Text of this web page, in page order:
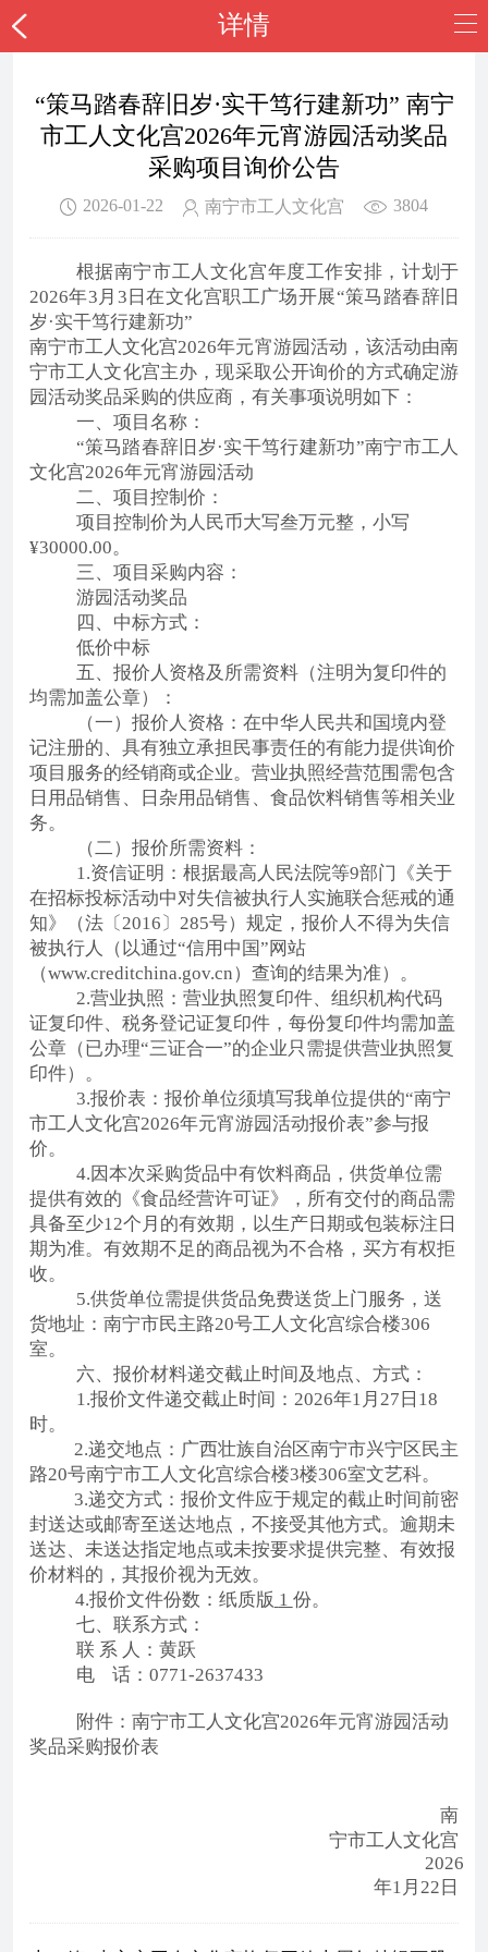
详情
“策马踏春辞旧岁·实干笃行建新功” 南宁
市工人文化宫2026年元宵游园活动奖品
采购项目询价公告
2026-01-22 南宁市工人文化宫 3804
根据南宁市工人文化宫年度工作安排，计划于
2026年3月3日在文化宫职工广场开展“策马踏春辞旧
岁·实干笃行建新功”
南宁市工人文化宫2026年元宵游园活动，该活动由南
宁市工人文化宫主办，现采取公开询价的方式确定游
园活动奖品采购的供应商，有关事项说明如下：
一、项目名称：
“策马踏春辞旧岁·实干笃行建新功”南宁市工人
文化宫2026年元宵游园活动
二、项目控制价：
项目控制价为 人民币大写叁万元整，小写
¥30000.00。
三、项目采购内容：
游园活动奖品
四、中标方式：
低价中标
五、报价人资格及所需资料（注明为复印件的
均需加盖公章）：
（一）报价人资格： 在中华人民共和国境内登
记注册的、具有独立承担民事责任的有能力提供询价
项目服务的经销商或企业。营业执照经营范围需包含
日用品销售、日杂用品销售、食品饮料销售等相关业
务。
（二）报价所需资料：
1.资信证明：根据最高人民法院等9部门《关于
在招标投标活动中对失信被执行人实施联合惩戒的通
知》（法〔2016〕285号）规定，报价人不得为失信
被执行人（以通过“信用中国”网站
（www.creditchina.gov.cn）查询的结果为准）。
2.营业执照：营业执照复印件、组织机构代码
证复印件、税务登记证复印件，每份复印件均需加盖
公章（已办理“三证合一”的企业只需提供营业执照复
印件）。
3.报价表：报价单位须填写我单位提供的“南宁
市工人文化宫2026年元宵游园活动报价表”参与报
价。
4.因本次采购货品中有饮料商品，供货单位需
提供有效的《食品经营许可证》，所有交付的商品需
具备至少12个月的有效期，以生产日期或包装标注日
期为准。有效期不足的商品视为不合格，买方有权拒
收。
5.供货单位需提供货品免费送货上门服务，送
货地址：南宁市民主路20号工人文化宫综合楼306
室。
六、报价材料递交截止时间及地点、方式：
1.报价文件递交截止时间： 2026年1月27日18
时。
2.递交地点：广西壮族自治区南宁市兴宁区民主
路20号南宁市工人文化宫综合楼3楼306室文艺科。
3.递交方式：报价文件应于规定的截止时间前密
封送达或邮寄至送达地点，不接受其他方式。逾期未
送达、未送达指定地点或未按要求提供完整、有效报
价材料的，其报价视为无效。
4.报价文件份数：纸质版 1 份。
七、联系方式：
联 系 人： 黄跃
电
话： 0771-2637433
附件： 南宁市工人文化宫2026年元宵游园活动
奖品采购报价表
南
宁市工人文化宫
2026
年1月22日